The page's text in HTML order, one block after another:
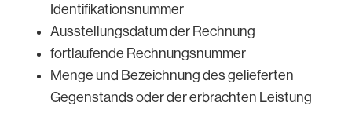
Identifikationsnummer
Ausstellungsdatum der Rechnung
fortlaufende Rechnungsnummer
Menge und Bezeichnung des gelieferten
Gegenstands oder der erbrachten Leistung